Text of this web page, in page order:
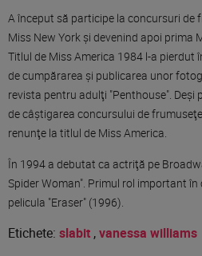
A început să participe la concursuri de
Miss New York şi devenind apoi prima
Titlul de Miss America 1984 l-a
de cumpărarea şi publicarea unor
revista pentru adulţi "Penthouse".
de câştigarea concursului de
renunţe la titlul de Miss America.
În 1994 a debutat ca actriţă pe
Spider Woman". Primul rol important în
pelicula "Eraser" (1996).
Etichete: slabit,vanessa williams